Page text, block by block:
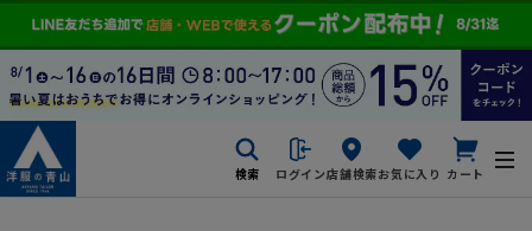
検索 ログイン店舗検索お気に入り カート